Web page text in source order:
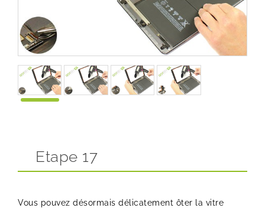
Etape 17
Vous pouvez désormais délicatement ôter la vitre